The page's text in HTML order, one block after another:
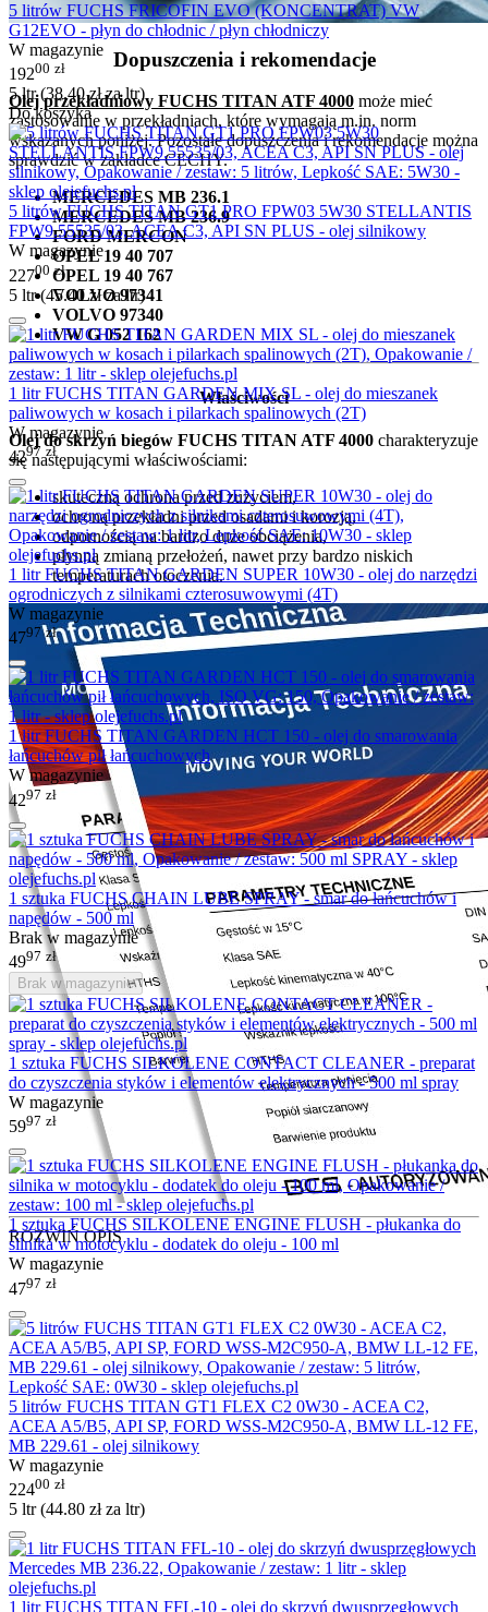
Dopuszczenia i rekomendacje
Olej przekładniowy FUCHS TITAN ATF 4000 może mieć
zastosowanie w przekładniach, które wymagają m.in. norm
wskazanych poniżej.Pozostałe dopuszczenia i rekomendacje można
sprawdzić w zakładce CECHY.
MERCEDES MB 236.1
MERCEDES MB 236.9
FORD MERCON
OPEL 19 40 707
OPEL 19 40 767
VOLVO 97341
VOLVO 97340
VW G 052 162
Właściwości
Olej do skrzyń biegów FUCHS TITAN ATF 4000 charakteryzuje
się następującymi właściwościami:
skuteczną ochrona przed zużyciem,
ochroną przekładni przed osadami i korozją,
odpornością na bardzo duże obciążenia,
płynną zmianą przełożeń, nawet przy bardzo niskich
temperaturach otoczenia.
ROZWIŃ OPIS
5 litrów FUCHS FRICOFIN EVO (KONCENTRAT) VW
G12EVO - płyn do chłodnic / płyn chłodniczy
W magazynie
19200 zł
5 ltr (38.40złza ltr)
Do koszyka
5 litrów FUCHS TITAN GT1 PRO FPW03 5W30 STELLANTIS
FPW9.55535/03, ACEA C3, API SN PLUS - olej silnikowy
W magazynie
22700 zł
5 ltr (45.40złza ltr)
1 litr FUCHS TITAN GARDEN MIX SL - olej do mieszanek
paliwowych w kosach i pilarkach spalinowych (2T)
W magazynie
4297 zł
1 litr FUCHS TITAN GARDEN SUPER 10W30 - olej do narzędzi
ogrodniczych z silnikami czterosuwowymi (4T)
W magazynie
4797 zł
1 litr FUCHS TITAN GARDEN HCT 150 - olej do smarowania
łańcuchów pił łańcuchowych
W magazynie
4297 zł
1 sztuka FUCHS CHAIN LUBE SPRAY - smar do łańcuchów i
napędów - 500 ml
Brak w magazynie
4997 zł
Brak w magazynie
1 sztuka FUCHS SILKOLENE CONTACT CLEANER - preparat
do czyszczenia styków i elementów elektrycznych - 500 ml spray
W magazynie
5997 zł
1 sztuka FUCHS SILKOLENE ENGINE FLUSH - płukanka do
silnika w motocyklu - dodatek do oleju - 100 ml
W magazynie
4797 zł
5 litrów FUCHS TITAN GT1 FLEX C2 0W30 - ACEA C2,
ACEA A5/B5, API SP, FORD WSS-M2C950-A, BMW LL-12 FE,
MB 229.61 - olej silnikowy
W magazynie
22400 zł
5 ltr (44.80 złza ltr)
1 litr FUCHS TITAN FFL-10 - olej do skrzyń dwusprzęgłowych